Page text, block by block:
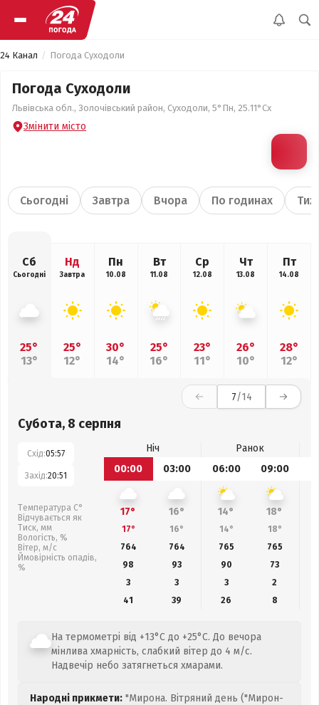
24 Канал Погода Суходоли
Погода Суходоли
Львівська обл., Золочівський район, Суходоли, 5°Пн, 25.11°Сх
Змінити місто
Сьогодні Завтра Вчора По годинах
Сб
Сьогодні
25°
13°
Нд
Завтра
25°
12°
Пн
10.08
30°
14°
Вт
11.08
25°
16°
Ср
12.08
23°
11°
Чт
13.08
26°
10°
Пт
14.08
28°
12°
7/14
Субота, 8 серпня
Схід:05:57
Захід:20:51
Температура С°
Відчувається як
Тиск, мм
Вологість, %
Вітер, м/с
Ймовірність опадів,
%
Ніч
Ранок
00:00
03:00 06:00 09:00
17° 16° 14° 18°
17° 16° 14° 18°
764
764 765 765
98
93 90 73
3
3 3
2
41
39 26 8
На термометрі від +13°C до +25°C. До вечора
мінлива хмарність, слабкий вітер до 4 м/с.
Надвечір небо затягнеться хмарами.
Народні прикмети: "Мирона. Вітряний день ("Мирон-